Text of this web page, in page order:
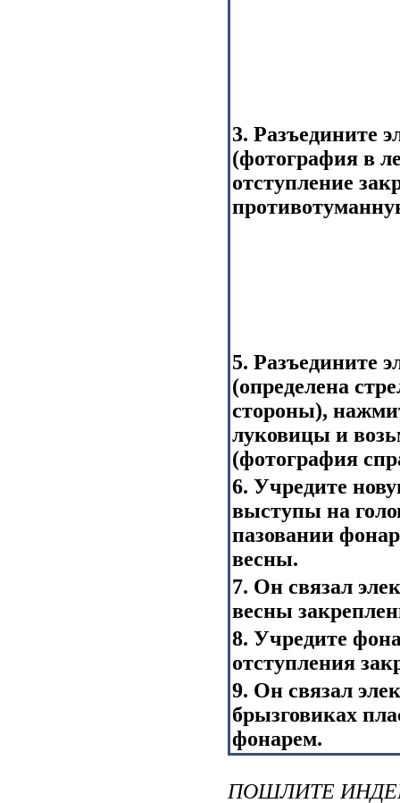
3. Разъедините
(фотография в
отступление
5. Разъедините
(определена
стороны),
луковицы и
(фотография
6. Учредите
выступы на
пазовании
весны.
7. Он связал
весны
8. Учредите
отступления
9. Он связал
брызговиках
фонарем.
ПОШЛИТЕ